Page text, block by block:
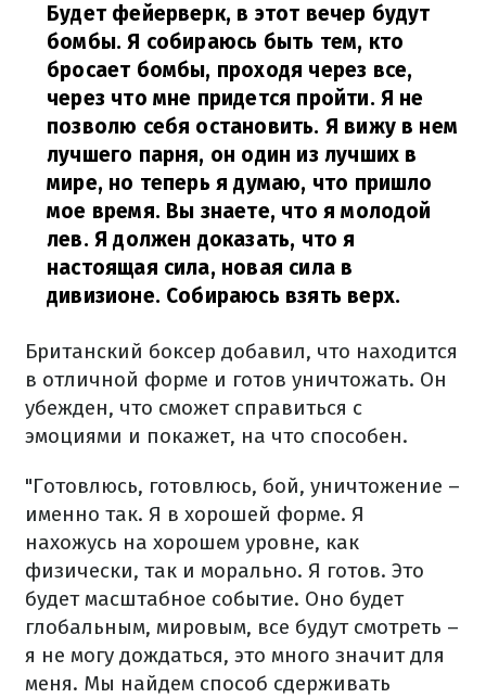
Будет фейерверк, в этот вечер будут
бомбы. Я собираюсь быть тем, кто
бросает бомбы, проходя через все,
через что мне придется пройти. Я не
позволю себя остановить. Я вижу в нем
лучшего парня, он один из лучших в
мире, но теперь я думаю, что пришло
мое время. Вы знаете, что я молодой
лев. Я должен доказать, что я
настоящая сила, новая сила в
дивизионе. Собираюсь взять верх.
Британский боксер добавил, что находится
в отличной форме и готов уничтожать. Он
убежден, что сможет справиться с
эмоциями и покажет, на что способен.
"Готовлюсь, готовлюсь, бой, уничтожение –
именно так. Я в хорошей форме. Я
нахожусь на хорошем уровне, как
физически, так и морально. Я готов. Это
будет масштабное событие. Оно будет
глобальным, мировым, все будут смотреть –
я не могу дождаться, это много значит для
меня. Мы найдем способ сдерживать